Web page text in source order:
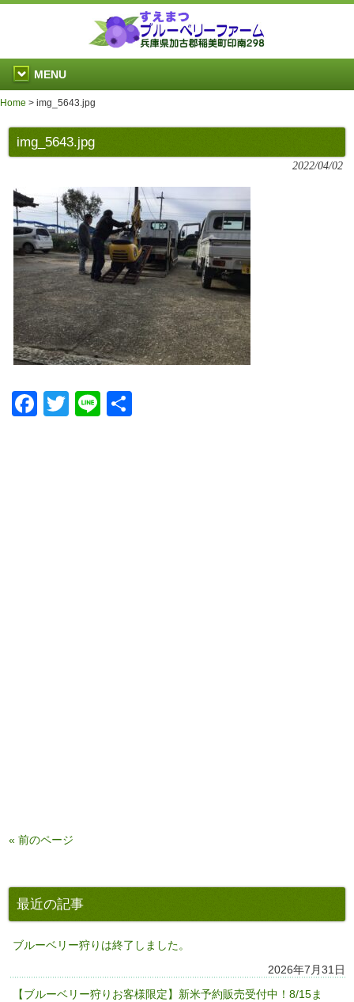
MENU
Home > img_5643.jpg
img_5643.jpg
2022/04/02
Facebook
Twitter
Line
« 前のページ
最近の記事
ブルーベリー狩りは終了しました。
2026年7月31日
【ブルーベリー狩りお客様限定】新米予約販売受付中！8/15ま